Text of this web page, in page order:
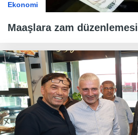
Ekonomi
Maaşlara zam düzenlemesi